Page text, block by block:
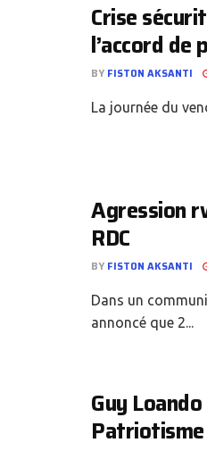
Crise
l’accord de
BY FISTON AKSANTI
La journée du
Agression
RDC
BY FISTON AKSANTI
Dans un
annoncé que 2...
Guy